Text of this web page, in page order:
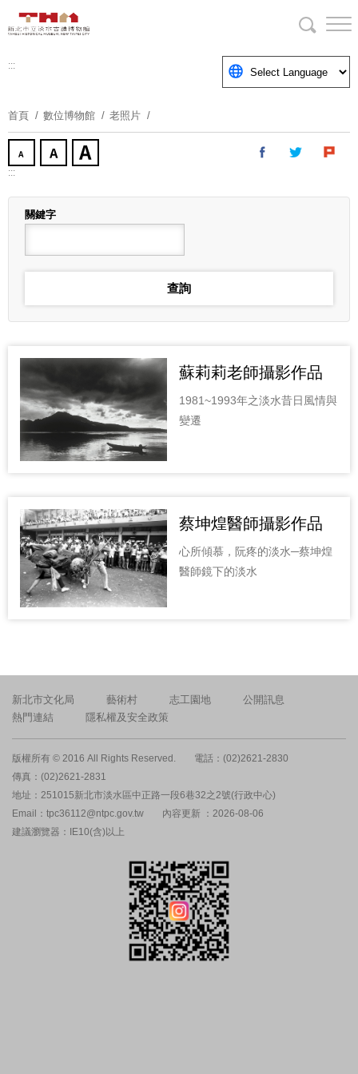
到
要
塊
:::
首頁 數位博物館 老照片
:::
關鍵字
蘇莉莉老師攝影作品
1981~1993年之淡水昔日風情與
變遷
蔡坤煌醫師攝影作品
心所傾慕，阮疼的淡水─蔡坤煌
醫師鏡下的淡水
新北市文化局 藝術村 志工園地
公開訊息
熱門連結
隱私權及安全政策
版權所有 © 2016 All Rights Reserved.
電話：(02)2621-2830
傳真：(02)2621-2831
地址：251015新北市淡水區中正路一段6巷32之2號(行政中心)
Email：tpc36112@ntpc.gov.tw
內容更新 ：2026-08-06
建議瀏覽器：IE10(含)以上